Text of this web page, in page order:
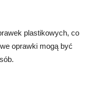
plastikowych, co
oprawki mogą być